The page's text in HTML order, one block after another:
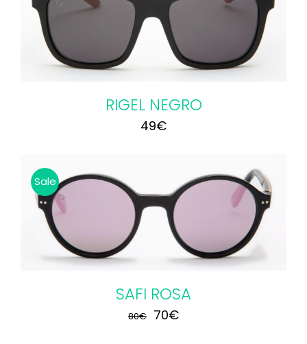
RIGEL NEGRO
49€
Sale
SAFI ROSA
80€ El
70€El